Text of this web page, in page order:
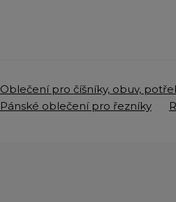
Oblečení pro číšníky, obuv,
Pánské oblečení pro řezníky